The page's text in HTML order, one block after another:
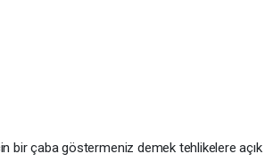
bir çaba göstermeniz demek tehlikelere açık